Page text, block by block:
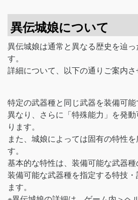
異伝城娘について
異伝城娘は通常と異なる歴史を辿
す。
詳細について、以下の通りご案内さ
特定の武器種と同じ武器を装備可
異なり、さらに「特殊能力」を発
ります。
また、城娘によっては固有の特性
す。
基本的な特性は、装備可能な武器種
装備可能な武器種を指定する特技
ます。